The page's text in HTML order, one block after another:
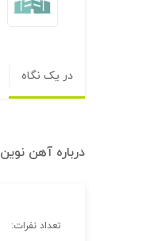
در یک نگاه
درباره آهن نوین
تعداد نفرات: